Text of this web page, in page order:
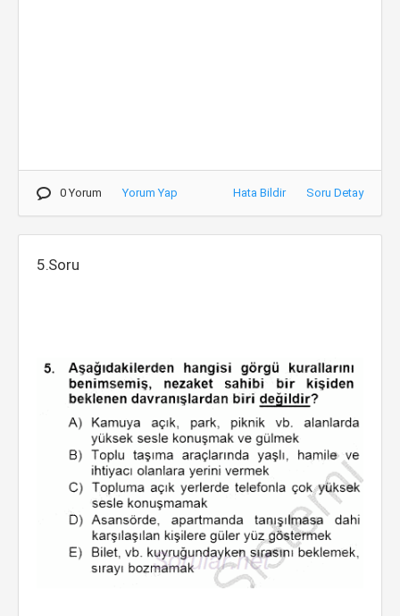
0 Yorum Yorum Yap Hata Bildir Soru Detay
5.Soru